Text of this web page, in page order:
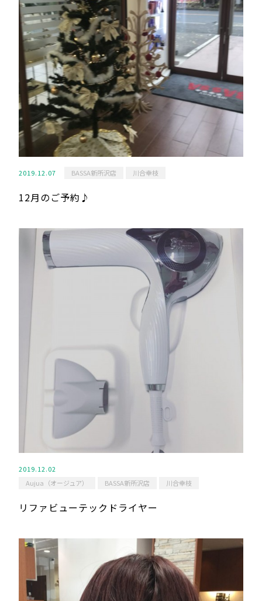
2019.12.07 BASSA新所沢店 川合幸枝
12月のご予約♪
2019.12.02
Aujua（オージュア）
BASSA新所沢店 川合幸枝
リファビューテックドライヤー